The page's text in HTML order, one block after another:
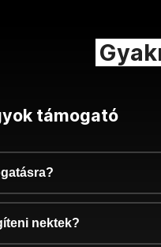
támogató
nektek?